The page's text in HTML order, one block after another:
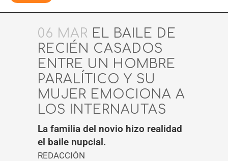
06 MAR EL BAILE DE
RECIÉN CASADOS
ENTRE UN HOMBRE
PARALÍTICO Y SU
MUJER EMOCIONA A
LOS INTERNAUTAS
La familia del novio hizo realidad
el baile nupcial.
REDACCIÓN